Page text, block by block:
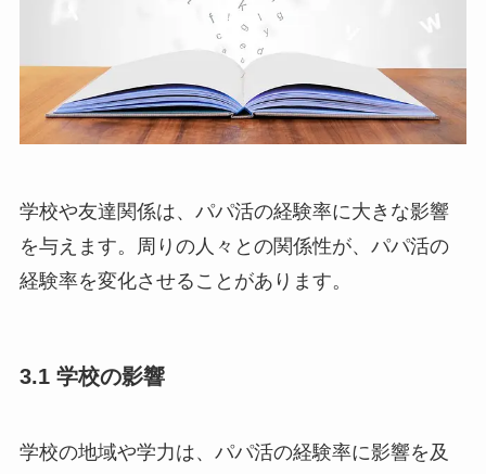
学校や友達関係は、パパ活の経験率に大きな影響
を与えます。周りの人々との関係性が、パパ活の
経験率を変化させることがあります。
3.1 学校の影響
学校の地域や学力は、パパ活の経験率に影響を及